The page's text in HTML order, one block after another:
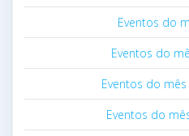
Eventos do
Eventos do
Eventos do
Eventos do